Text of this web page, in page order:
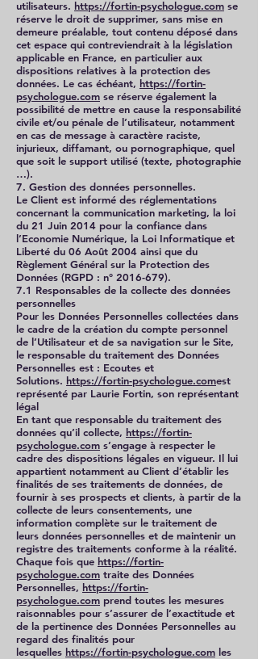
utilisateurs. https://fortin-psychologue.com se
réserve le droit de supprimer, sans mise en
demeure préalable, tout contenu déposé dans
cet espace qui contreviendrait à la législation
applicable en France, en particulier aux
dispositions relatives à la protection des
données. Le cas échéant, https://fortin-
psychologue.com se réserve également la
possibilité de mettre en cause la responsabilité
civile et/ou pénale de l’utilisateur, notamment
en cas de message à caractère raciste,
injurieux, diffamant, ou pornographique, quel
que soit le support utilisé (texte, photographie
…).
7. Gestion des données personnelles.
Le Client est informé des réglementations
concernant la communication marketing, la loi
du 21 Juin 2014 pour la confiance dans
l’Economie Numérique, la Loi Informatique et
Liberté du 06 Août 2004 ainsi que du
Règlement Général sur la Protection des
Données (RGPD : n° 2016-679).
7.1 Responsables de la collecte des données
personnelles
Pour les Données Personnelles collectées dans
le cadre de la création du compte personnel
de l’Utilisateur et de sa navigation sur le Site,
le responsable du traitement des Données
Personnelles est : Ecoutes et
Solutions. https://fortin-psychologue.comest
représenté par Laurie Fortin, son représentant
légal
En tant que responsable du traitement des
données qu’il collecte, https://fortin-
psychologue.com s’engage à respecter le
cadre des dispositions légales en vigueur. Il lui
appartient notamment au Client d’établir les
finalités de ses traitements de données, de
fournir à ses prospects et clients, à partir de la
collecte de leurs consentements, une
information complète sur le traitement de
leurs données personnelles et de maintenir un
registre des traitements conforme à la réalité.
Chaque fois que https://fortin-
psychologue.com traite des Données
Personnelles, https://fortin-
psychologue.com prend toutes les mesures
raisonnables pour s’assurer de l’exactitude et
de la pertinence des Données Personnelles au
regard des finalités pour
lesquelles https://fortin-psychologue.com les